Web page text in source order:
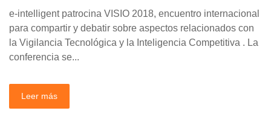
e-intelligent patrocina VISIO 2018, encuentro internacional
para compartir y debatir sobre aspectos relacionados con
la Vigilancia Tecnológica y la Inteligencia Competitiva . La
conferencia se...
Leer más